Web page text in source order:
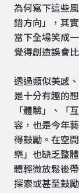
為何寫下這些
錯方向」，其
當下全場笑成
覺得創造誤會
透過類似美感
是十分有趣的
「體驗」、「
容，也是今年
得鼓勵。在空
樂」也缺乏整
體輕微放鬆後
探索或甚至鼓